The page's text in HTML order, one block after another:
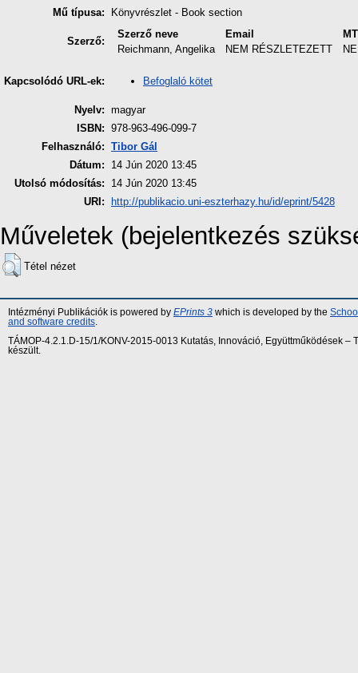
Mű típusa: Könyvrészlet - Book section
Szerző:
Szerző neve Email
Reichmann, Angelika
NEM RÉSZLETEZETT
Kapcsolódó URL-ek: Befoglaló kötet
Nyelv: magyar
ISBN: 978-963-496-099-7
Felhasználó: Tibor Gál
Dátum:
14 Jún 2020 13:45
Utolsó módosítás:
14 Jún 2020 13:45
URI:
http://publikacio.uni-eszterhazy.hu/id/eprint/5428
Műveletek (bejelentkezés
Tétel nézet
Intézményi Publikációk is powered by EPrints 3 which is developed by the
and software credits
TÁMOP-4.2.1.D-15/1/KONV-2015-0013 Kutatás, Innováció, Együttműködések
készült.